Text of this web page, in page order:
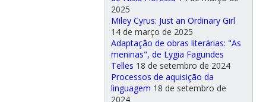
2025
Miley Cyrus: Just an Ordinary Girl
14 de março de 2025
Adaptação de obras literárias: "As
meninas", de Lygia Fagundes
Telles 18 de setembro de 2024
Processos de aquisição da
linguagem 18 de setembro de
2024